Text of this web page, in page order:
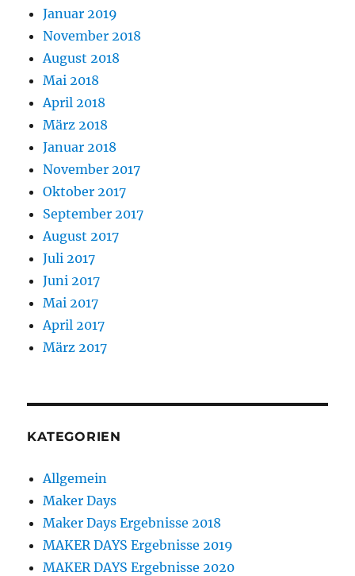
Januar 2019
November 2018
August 2018
Mai 2018
April 2018
März 2018
Januar 2018
November 2017
Oktober 2017
September 2017
August 2017
Juli 2017
Juni 2017
Mai 2017
April 2017
März 2017
KATEGORIEN
Allgemein
Maker Days
Maker Days Ergebnisse 2018
MAKER DAYS Ergebnisse 2019
MAKER DAYS Ergebnisse 2020